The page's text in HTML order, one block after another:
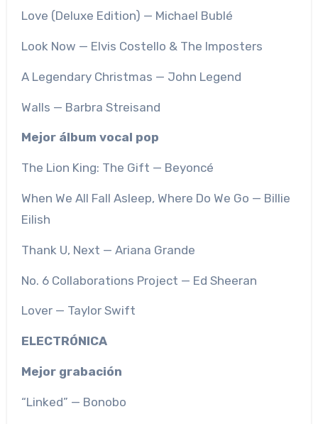
Love (Deluxe Edition) — Michael Bublé
Look Now — Elvis Costello & The Imposters
A Legendary Christmas — John Legend
Walls — Barbra Streisand
Mejor álbum vocal pop
The Lion King: The Gift — Beyoncé
When We All Fall Asleep, Where Do We Go — Billie
Eilish
Thank U, Next — Ariana Grande
No. 6 Collaborations Project — Ed Sheeran
Lover — Taylor Swift
ELECTRÓNICA
Mejor grabación
“Linked” — Bonobo